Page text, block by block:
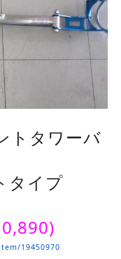
トタワーバ
タイプ
19450970